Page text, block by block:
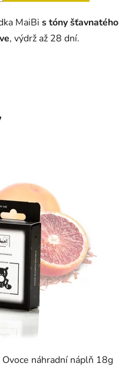
MaiBi s tóny šťavnatého
, výdrž až 28 dní.
náhradní náplň 18g